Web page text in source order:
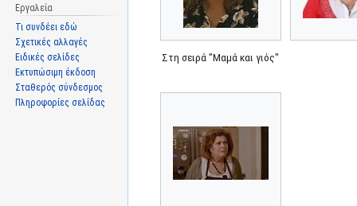
Στη σειρά "Μαμά και γιός"
Εργαλεία
Τι συνδέει εδώ
Σχετικές αλλαγές
Ειδικές σελίδες
Εκτυπώσιμη έκδοση
Σταθερός σύνδεσμος
Πληροφορίες σελίδας